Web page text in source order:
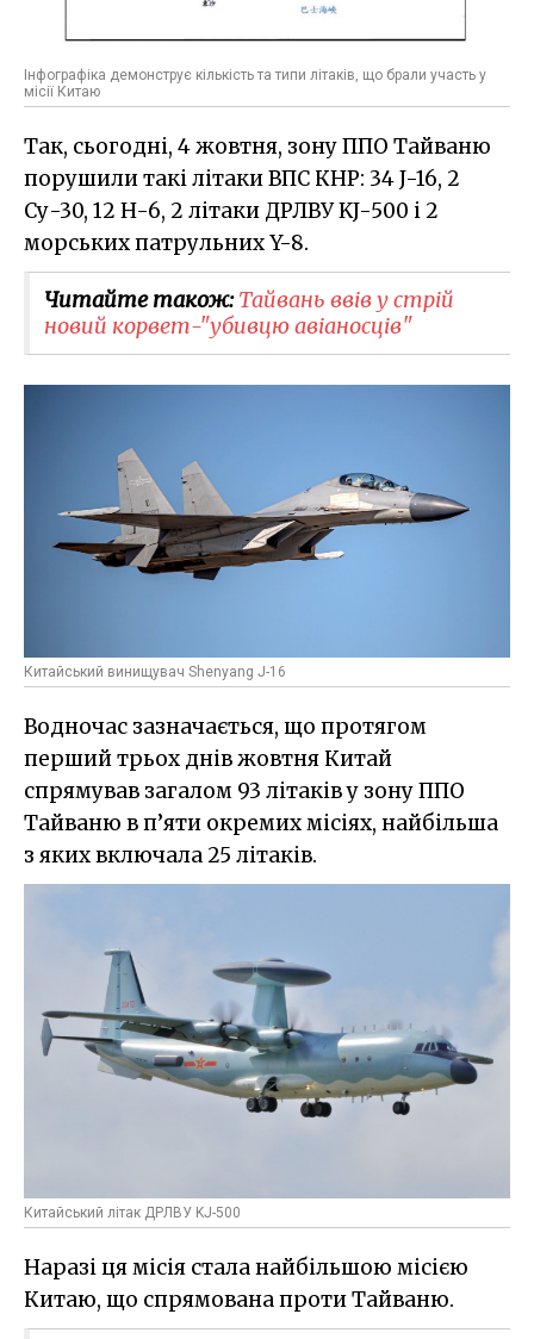
Інфографіка демонструє кількість та типи літаків, що брали участь у
місії Китаю
Так, сьогодні, 4 жовтня, зону ППО Тайваню
порушили такі літаки ВПС КНР: 34 J-16, 2
Су-30, 12 H-6, 2 літаки ДРЛВУ KJ-500 і 2
морських патрульних Y-8.
Читайте також:Тайвань ввів у стрій
новий корвет-"убивцю авіаносців"
Китайський винищувач Shenyang J-16
Водночас зазначається, що протягом
перший трьох днів жовтня Китай
спрямував загалом 93 літаків у зону ППО
Тайваню в п’яти окремих місіях, найбільша
з яких включала 25 літаків.
Китайський літак ДРЛВУ KJ-500
Наразі ця місія стала найбільшою місією
Китаю, що спрямована проти Тайваню.